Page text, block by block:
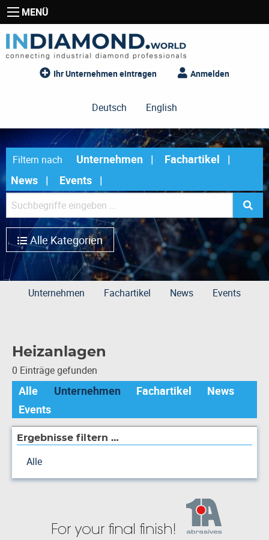
MENÜ
Ihr Unternehmen eintragen Anmelden
Deutsch English
Filtern nach Unternehmen
Fachartikel
News
Events
Alle Kategorien
Unternehmen Fachartikel News Events
Heizanlagen
0 Einträge gefunden
Alle Unternehmen Fachartikel
News
Events
Ergebnisse filtern …
Alle